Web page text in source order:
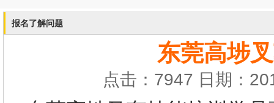
报名了解问题
东莞高埗
点击：7947 日期：